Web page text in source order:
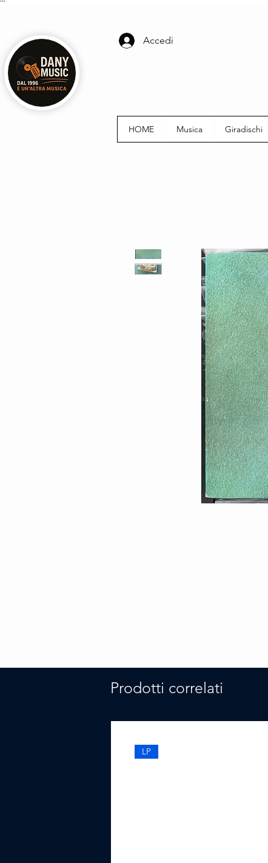
```
Accedi
HOME Musica Giradischi
Prodotti correlati
LP